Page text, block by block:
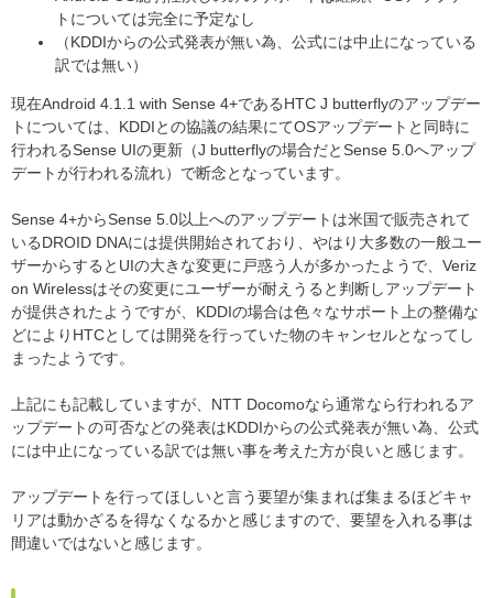
トについては完全に予定なし
（KDDIからの公式発表が無い為、公式には中止になっている
訳では無い）
現在Android 4.1.1 with Sense 4+であるHTC J butterflyのアップデー
トについては、KDDIとの協議の結果にてOSアップデートと同時に
行われるSense UIの更新（J butterflyの場合だとSense 5.0へアップ
デートが行われる流れ）で断念となっています。
Sense 4+からSense 5.0以上へのアップデートは米国で販売されて
いるDROID DNAには提供開始されており、やはり大多数の一般ユー
ザーからするとUIの大きな変更に戸惑う人が多かったようで、Veriz
on Wirelessはその変更にユーザーが耐えうると判断しアップデート
が提供されたようですが、KDDIの場合は色々なサポート上の整備な
どによりHTCとしては開発を行っていた物のキャンセルとなってし
まったようです。
上記にも記載していますが、NTT Docomoなら通常なら行われるア
ップデートの可否などの発表はKDDIからの公式発表が無い為、公式
には中止になっている訳では無い事を考えた方が良いと感じます。
アップデートを行ってほしいと言う要望が集まれば集まるほどキャ
リアは動かざるを得なくなるかと感じますので、要望を入れる事は
間違いではないと感じます。